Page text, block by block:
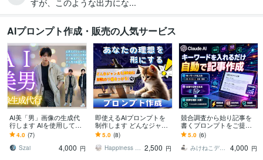
AIプロンプト作成・販売の人気サービス
AI美「男」画像の生成代
行します AIを使用して、
韓流アイドル風、ジャニ
ーズ風男性の画像生成！
4.0 (7)
Szai
4,000 円
即使えるAIプロンプトを
制作します どんなジャン
ルでもAIに伝わるプロン
プト/差がつく高設計
5.0 (8)
Happiness STAR 2,500 円
競合調査から始り記事を
書くプロンプトをご提供
します Claudeプロジェク
トに組み込めばキーワー
ドを実行するだけ
5.0 (6)
みけねこデザイン
4,000 円